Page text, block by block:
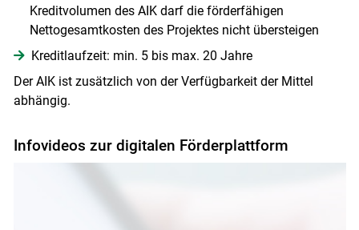
Kreditvolumen des AIK darf die förderfähigen
Nettogesamtkosten des Projektes nicht übersteigen
Kreditlaufzeit: min. 5 bis max. 20 Jahre
Der AIK ist zusätzlich von der Verfügbarkeit der Mittel
abhängig.
Infovideos zur digitalen Förderplattform